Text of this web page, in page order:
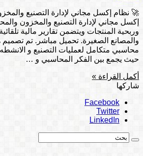
🚀 نظام إكسل مجاني لإدارة التصنيع
إكسل مجاني لإدارة التصنيع والمخزون
وربحية المنتجات ويتضمن تقارير مالية
والمصانع الصغيرة. تحميل مباشر. تم تصميم
محاسبي متكامل لعمليات التصنيع و الانشطه
حيث يجمع بين الفكر المحاسبي و …
أكمل القراءة »
شاركها
Facebook
Twitter
LinkedIn
بحث: